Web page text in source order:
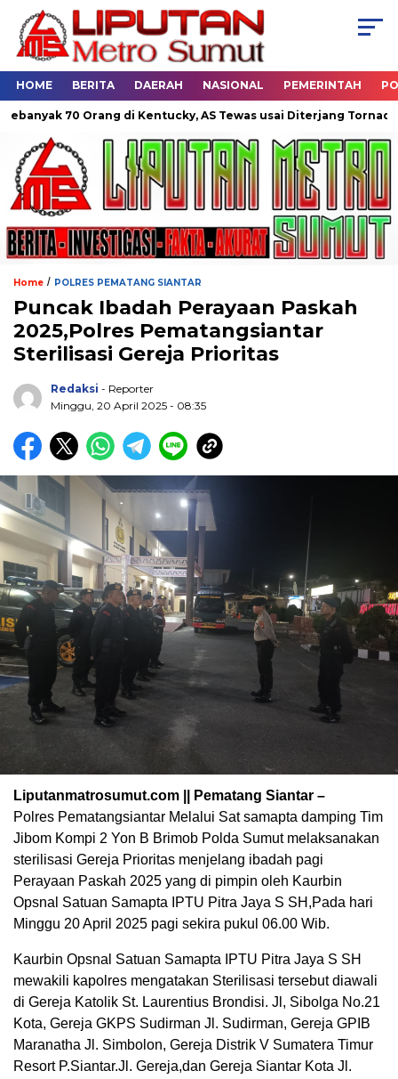
HOME BERITA DAERAH NASIONAL PEMERINTAH
Orang di Kentucky, AS Tewas usai Diterjang Tornado Dahsyat
Home / POLRES PEMATANG SIANTAR
Puncak Ibadah Perayaan Paskah
2025,Polres Pematangsiantar
Sterilisasi Gereja Prioritas
Redaksi - Reporter
Minggu, 20 April 2025 - 08:35
Liputanmatrosumut.com || Pematang Siantar –
Polres Pematangsiantar Melalui Sat samapta damping Tim
Jibom Kompi 2 Yon B Brimob Polda Sumut melaksanakan
sterilisasi Gereja Prioritas menjelang ibadah pagi
Perayaan Paskah 2025 yang di pimpin oleh Kaurbin
Opsnal Satuan Samapta IPTU Pitra Jaya S SH,Pada hari
Minggu 20 April 2025 pagi sekira pukul 06.00 Wib.
Kaurbin Opsnal Satuan Samapta IPTU Pitra Jaya S SH
mewakili kapolres mengatakan Sterilisasi tersebut diawali
di Gereja Katolik St. Laurentius Brondisi. Jl, Sibolga No.21
Kota, Gereja GKPS Sudirman Jl. Sudirman, Gereja GPIB
Maranatha Jl. Simbolon, Gereja Distrik V Sumatera Timur
Resort P.Siantar.Jl. Gereja,dan Gereja Siantar Kota Jl.